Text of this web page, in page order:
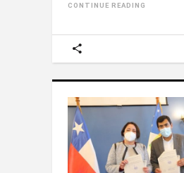
CONTINUE READING